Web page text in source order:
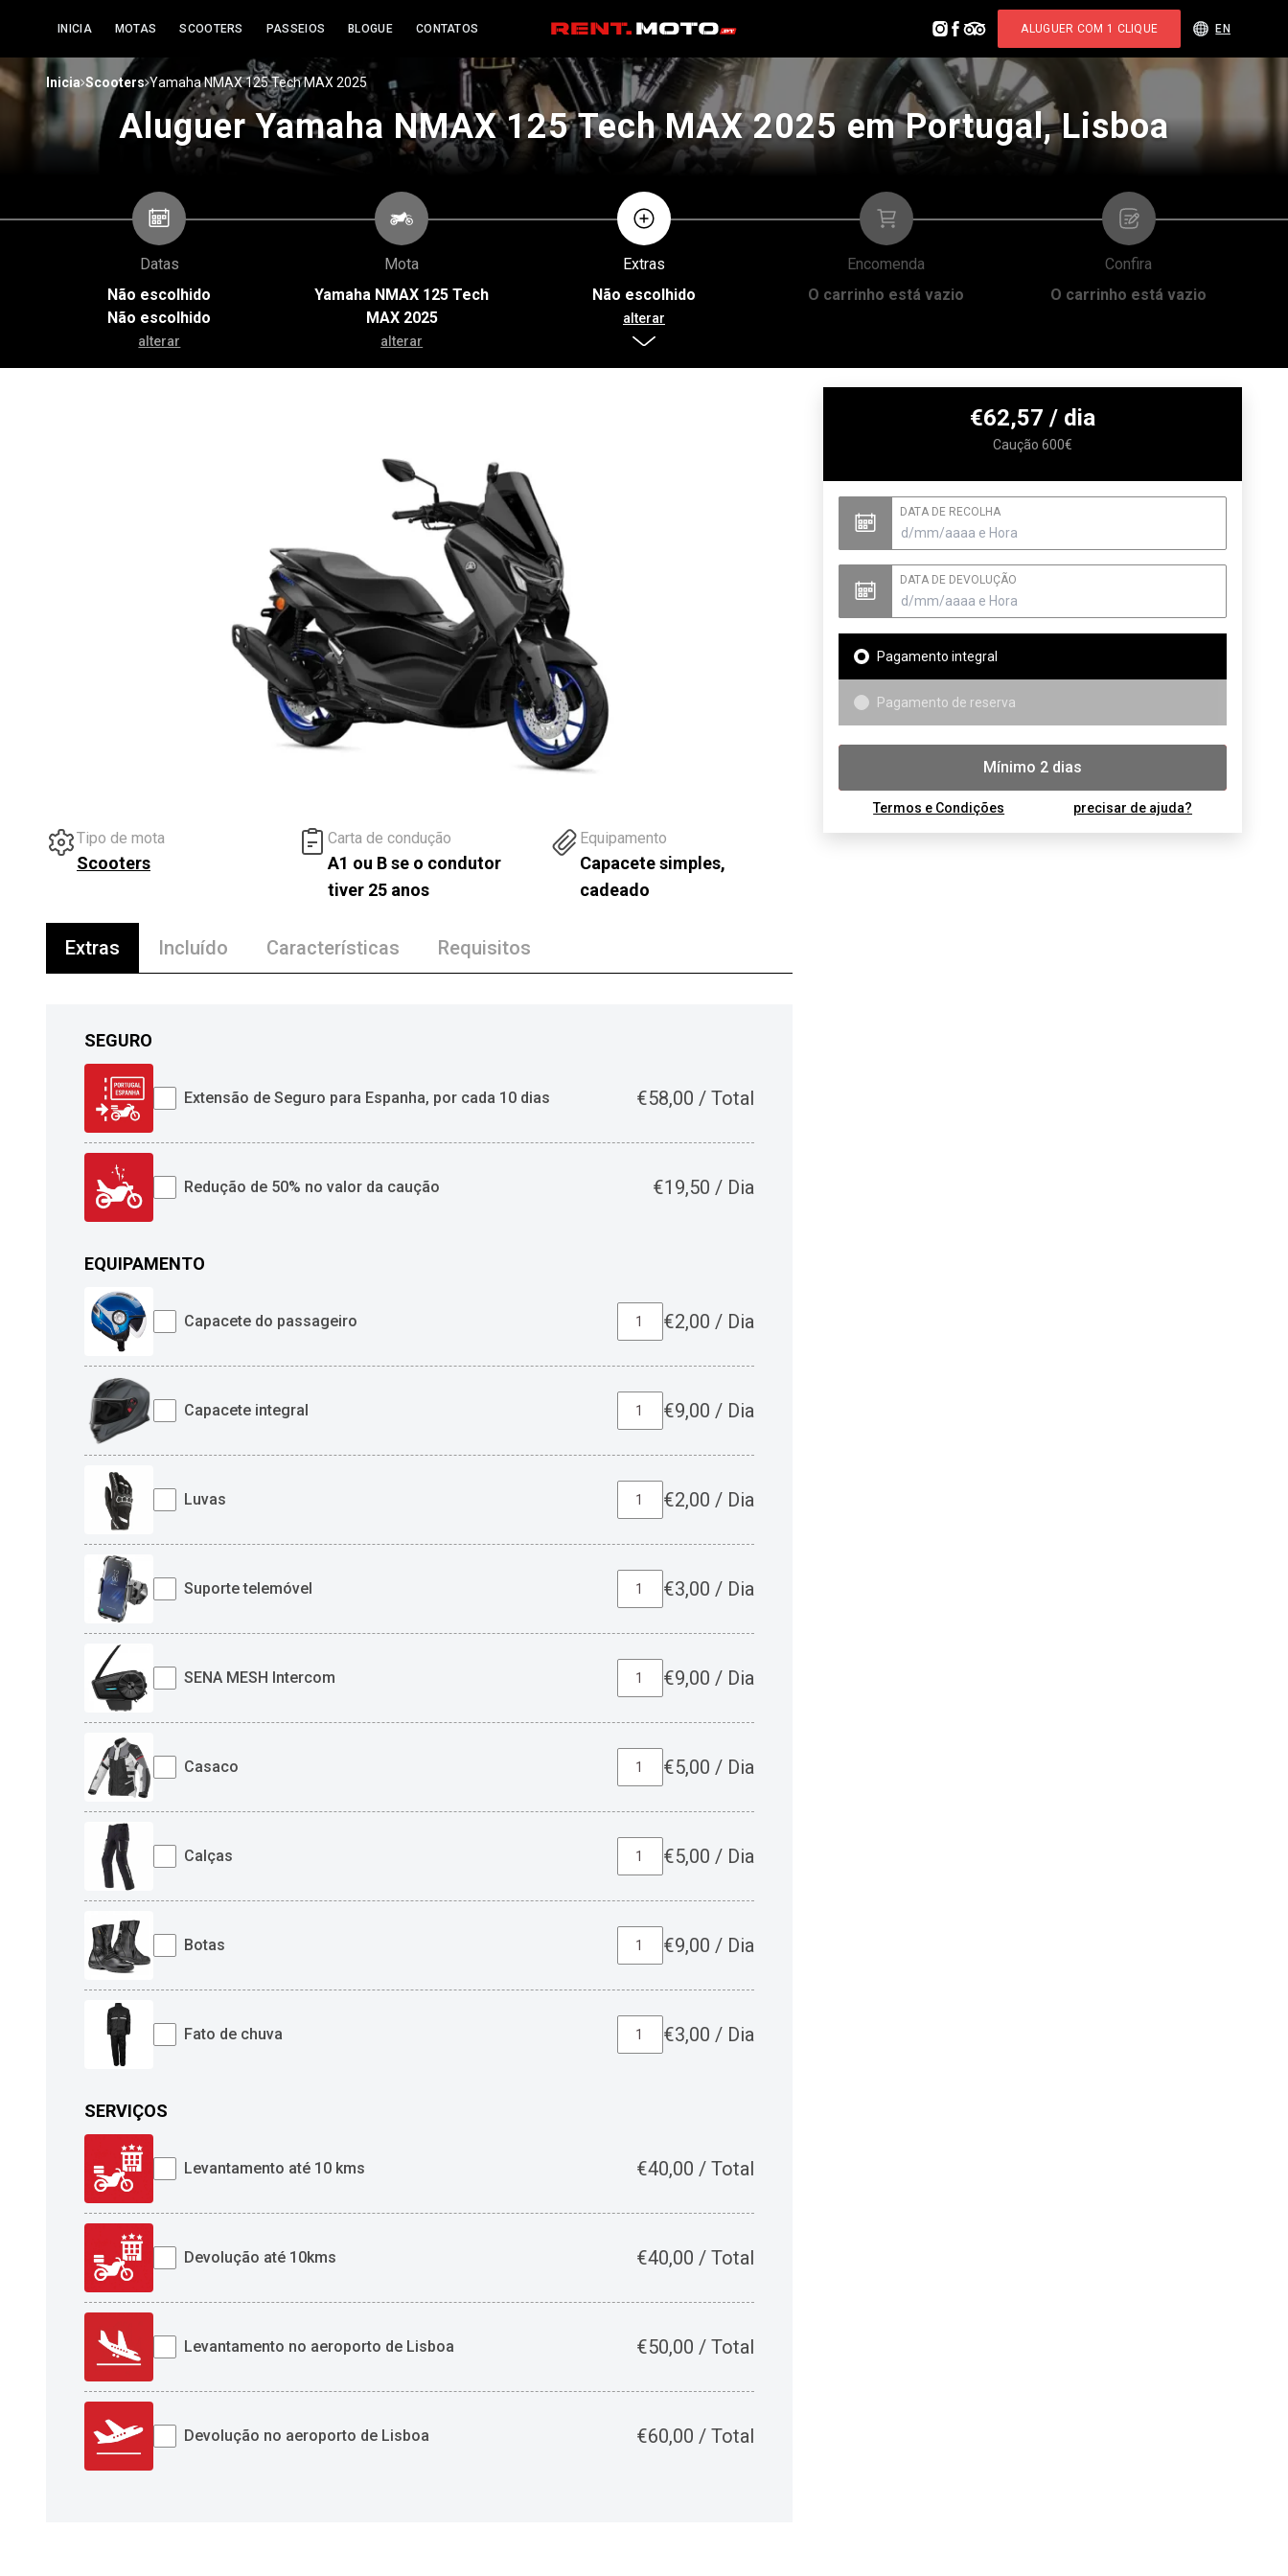
INICIA MOTAS SCOOTERS PASSEIOS BLOGUE CONTATOS ALUGUER COM 1 CLIQUE EN
Inicia>Scooters>Yamaha NMAX 125 Tech MAX 2025
Aluguer Yamaha NMAX 125 Tech MAX 2025 em Portugal, Lisboa
Datas
Não escolhido
Não escolhido
alterar
Mota
Yamaha NMAX 125 Tech
MAX 2025
alterar
Extras
Não escolhido
alterar
Encomenda
O carrinho está vazio
Confira
O carrinho está vazio
€62,57 / dia
Caução 600€
DATA DE RECOLHA
DATA DE DEVOLUÇÃO
Pagamento integral
Pagamento de reserva
Reservar
Mínimo 2 dias
Termos e Condições precisar de ajuda?
Tipo de mota
Scooters
Carta de condução
A1 ou B se o condutor
tiver 25 anos
Equipamento
Capacete simples,
cadeado
Extras Incluído Características Requisitos
SEGURO
Extensão de Seguro para Espanha, por cada 10 dias €58,00 / Total
Redução de 50% no valor da caução €19,50 / Dia
EQUIPAMENTO
Capacete do passageiro €2,00 / Dia
Capacete integral €9,00 / Dia
Luvas €2,00 / Dia
Suporte telemóvel €3,00 / Dia
SENA MESH Intercom €9,00 / Dia
Casaco €5,00 / Dia
Calças €5,00 / Dia
Botas €9,00 / Dia
Fato de chuva €3,00 / Dia
SERVIÇOS
Levantamento até 10 kms €40,00 / Total
Devolução até 10kms €40,00 / Total
Levantamento no aeroporto de Lisboa €50,00 / Total
Devolução no aeroporto de Lisboa €60,00 / Total